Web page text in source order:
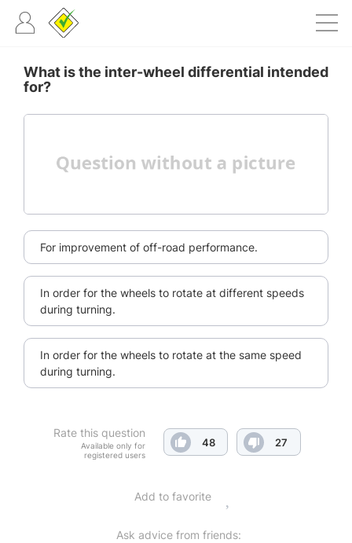
What is the inter-wheel differential intended
for?
For improvement of off-road performance.
In order for the wheels to rotate at different speeds
during turning.
In order for the wheels to rotate at the same speed
during turning.
Rate this question
Available only for
registered users
48 27
Add to favorite
Ask advice from friends: